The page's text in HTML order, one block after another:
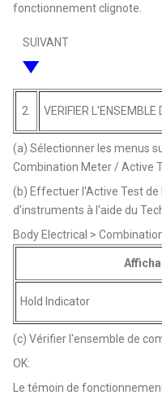
fonctionnement clignote.
SUIVANT
2. VERIFIER
(a) Sélectionner les menus
Combination Meter / Active
(b) Effectuer l'Active Test
d'instruments à l'aide du
Body Electrical >
Hold Indicator
(c) Vérifier l'ensemble de
OK:
Le témoin de